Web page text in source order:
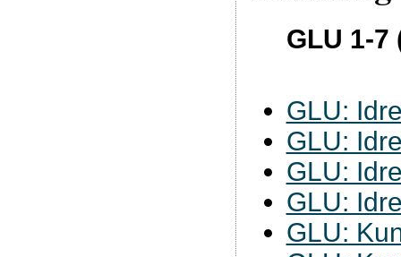
GLU 1-7
GLU:
GLU:
GLU:
GLU:
GLU: